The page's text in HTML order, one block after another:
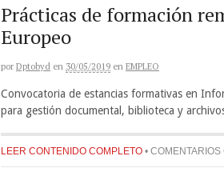
Prácticas de formación
Europeo
por Dptobyd en 30/05/2019 en EMPLEO
Convocatoria de estancias formativas en
para gestión documental, biblioteca y
LEER CONTENIDO COMPLETO •